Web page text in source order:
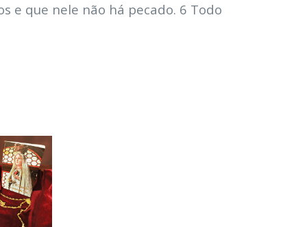
e que nele não há pecado. 6 Todo